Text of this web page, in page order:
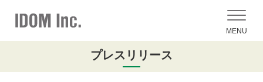
MENU
プレスリリース